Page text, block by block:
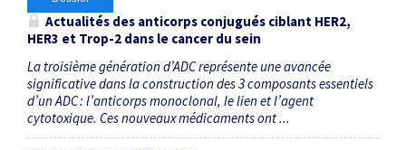
Actualités des anticorps conjugués ciblant HER2,
HER3 et Trop-2 dans le cancer du sein
La troisième génération d’ADC représente une avancée
significative dans la construction des 3 composants essentiels
d’un ADC : l’anticorps monoclonal, le lien et l’agent
cytotoxique. Ces nouveaux médicaments ont ...